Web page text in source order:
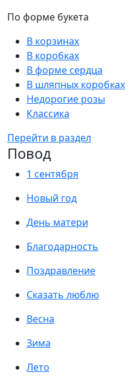
По форме букета
В корзинах
В коробках
В форме сердца
В шляпных коробках
Недорогие розы
Классика
Перейти в раздел
Повод
1 сентября
Новый год
День матери
Благодарность
Поздравление
Сказать люблю
Весна
Зима
Лето